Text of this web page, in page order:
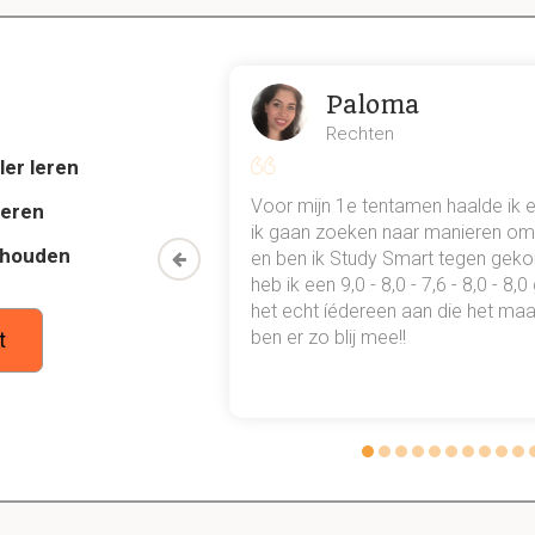
de natuurwaarde van een gebied?
gebied.
verschillende schaalniveaus onderscheiden bij
vinden plaats op verschillende schaalniveaus.
is gerelateerd aan diverse schaalniveaus, waaronder het
leren
mn
een heel
gewoon
Paloma
Rechten
Voor mijn 1e tentamen haalde ik
ik gaan zoeken naar manieren
en ben ik Study Smart tegen
heb ik een 9,0 - 8,0 - 7,6 - 8,0 -
het echt íédereen aan die het
ben er zo blij mee!!